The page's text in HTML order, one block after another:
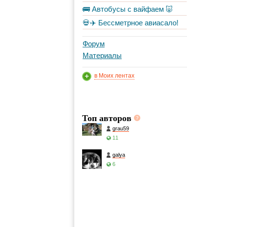
🚌 Автобусы с вайфаем 🐷
💀✈️ Бессметрное авиасало!
Форум
Материалы
в Моих лентах
Топ авторов
grau59
11
galya
6